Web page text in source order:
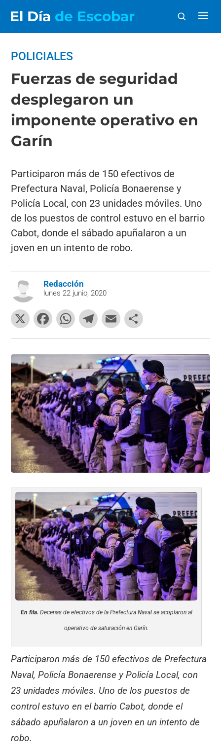
El Día de Escobar
POLICIALES
Fuerzas de seguridad
desplegaron un
imponente operativo en
Garín
Participaron más de 150 efectivos de
Prefectura Naval, Policía Bonaerense y
Policía Local, con 23 unidades móviles. Uno
de los puestos de control estuvo en el barrio
Cabot, donde el sábado apuñalaron a un
joven en un intento de robo.
Redacción
lunes 22 junio, 2020
X
F
a
c
e
b
o
o
k
W
h
at
s
A
p
p
T
el
e
gr
a
m
E
m
ai
l
o
m
p
ar
tir
En fila. Decenas de efectivos de la Prefectura Naval se acoplaron al
operativo de saturación en Garín.
Participaron más de 150 efectivos de Prefectura
Naval, Policía Bonaerense y Policía Local, con
23 unidades móviles. Uno de los puestos de
control estuvo en el barrio Cabot, donde el
sábado apuñalaron a un joven en un intento de
robo.